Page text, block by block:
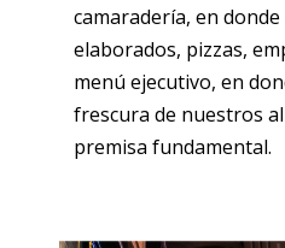
camaradería, en
elaborados, pizzas,
menú ejecutivo, en
frescura de nuestros
premisa fundamental.